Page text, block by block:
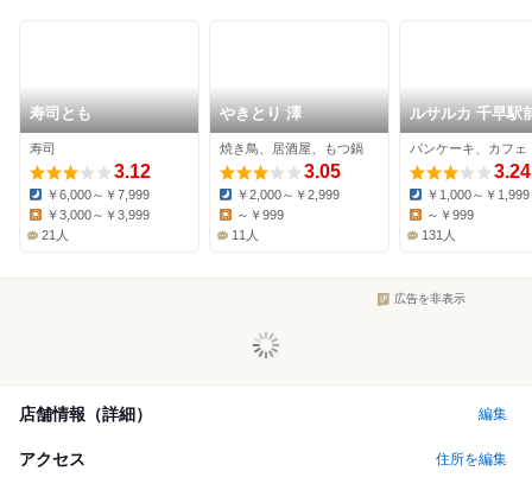
寿司とも
寿司
3.12
Dinner:
￥6,000～￥7,999
Lunch:
￥3,000～￥3,999
21人
やきとり 澤
焼き鳥、居酒屋、もつ鍋
3.05
Dinner:
￥2,000～￥2,999
Lunch:
～￥999
11人
ルサルカ 千早駅
パンケーキ、カフェ
3.24
Dinner:
￥1,000～￥1,999
～￥999
131人
広告を非表示
店舗情報（詳細） 編集
アクセス 住所を編集